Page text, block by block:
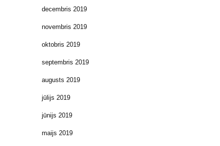
decembris 2019
novembris 2019
oktobris 2019
septembris 2019
augusts 2019
jūlijs 2019
jūnijs 2019
maijs 2019